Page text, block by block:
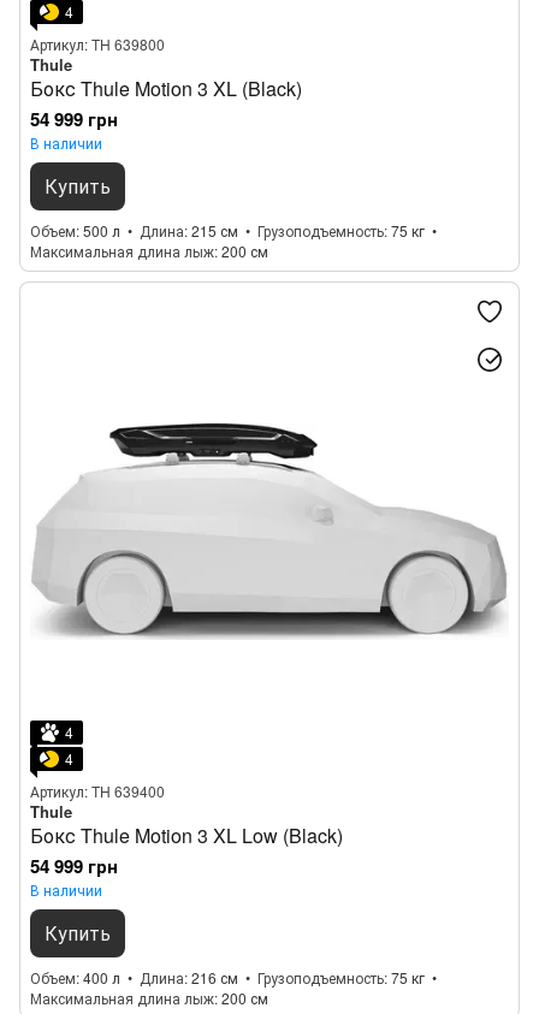
4
Артикул: TH 639800
Thule
Бокс Thule Motion 3 XL (Black)
54 999 грн
В наличии
Купить
Объем 500 л Длина 215 см Грузоподъемность 75 кг
Максимальная длина лыж 200 см
4
4
Артикул: TH 639400
Thule
Бокс Thule Motion 3 XL Low (Black)
54 999 грн
В наличии
Купить
Объем 400 л Длина 216 см Грузоподъемность 75 кг
Максимальная длина лыж 200 см